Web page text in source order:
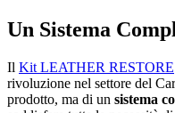
Un Sistema
Il Kit LEATHER RESTORE
rivoluzione nel settore del
prodotto, ma di un sistema